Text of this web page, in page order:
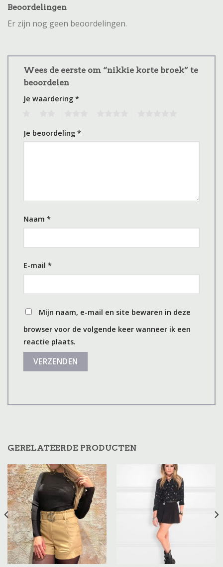
Beoordelingen
Er zijn nog geen beoordelingen.
Wees de eerste om “nikkie korte broek” te
beoordelen
Je waardering *
Je beoordeling *
Naam *
E-mail *
Mijn naam, e-mail en site bewaren in deze
browser voor de volgende keer wanneer ik een
reactie plaats.
GERELATEERDE PRODUCTEN